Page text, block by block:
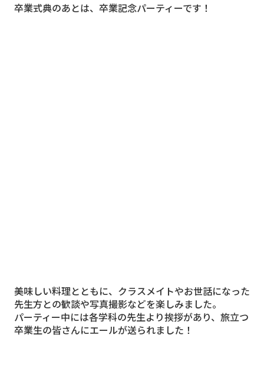
卒業式典のあとは、卒業記念パーティーです！
美味しい料理とともに、クラスメイトやお世話になった
先生方との歓談や写真撮影などを楽しみました。
パーティー中には各学科の先生より挨拶があり、旅立つ
卒業生の皆さんにエールが送られました！